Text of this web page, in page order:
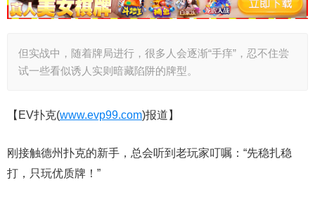
但实战中，随着牌局进行，很多人会逐渐“手痒”，忍不住尝
试一些看似诱人实则暗藏陷阱的牌型。
【EV扑克(www.evp99.com)报道】
刚接触德州扑克的新手，总会听到老玩家叮嘱：“先稳扎稳
打，只玩优质牌！”